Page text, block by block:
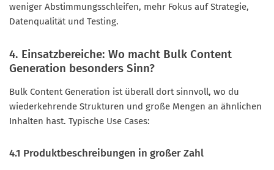
weniger Abstimmungsschleifen, mehr Fokus auf Strategie,
Datenqualität und Testing.
4. Einsatzbereiche: Wo macht Bulk Content
Generation besonders Sinn?
Bulk Content Generation ist überall dort sinnvoll, wo du
wiederkehrende Strukturen und große Mengen an ähnlichen
Inhalten hast. Typische Use Cases:
4.1 Produktbeschreibungen in großer Zahl